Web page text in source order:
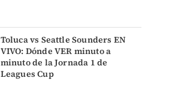
Toluca vs Seattle Sounders EN
VIVO: Dónde VER minuto a
minuto de la Jornada 1 de
Leagues Cup